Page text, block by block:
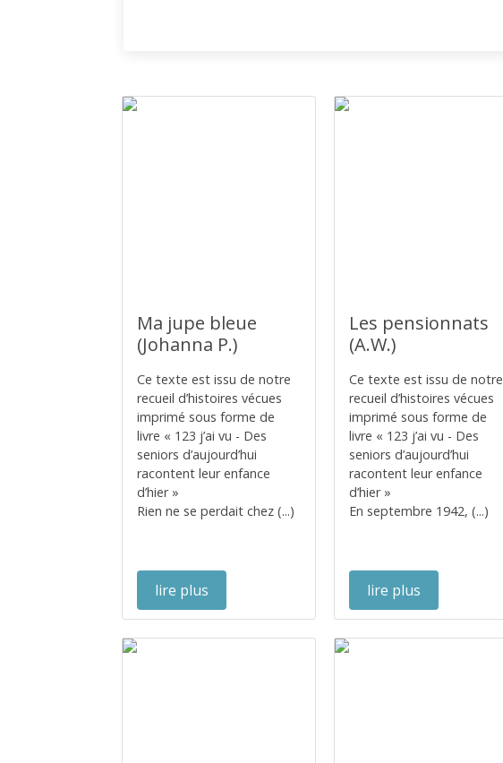
Ma jupe bleue
(Johanna P.)
Ce texte est issu de notre
recueil d’histoires vécues
imprimé sous forme de
livre « 123 j’ai vu - Des
seniors d’aujourd’hui
racontent leur enfance
d’hier »
Rien ne se perdait chez (...)
lire plus
Les pensionnats
(A.W.)
Ce texte est issu de notre
recueil d’histoires vécues
imprimé sous forme de
livre « 123 j’ai vu - Des
seniors d’aujourd’hui
racontent leur enfance
d’hier »
En septembre 1942, (...)
lire plus